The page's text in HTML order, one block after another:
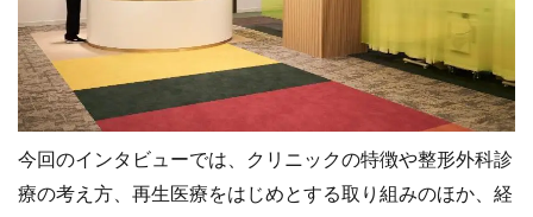
今回のインタビューでは、クリニックの特徴や整形外科診
療の考え方、再生医療をはじめとする取り組みのほか、経